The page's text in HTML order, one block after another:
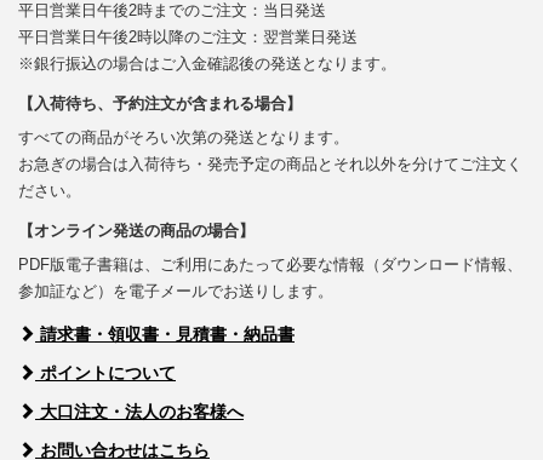
平日営業日午後2時までのご注文：当日発送
平日営業日午後2時以降のご注文：翌営業日発送
※銀行振込の場合はご入金確認後の発送となります。
【入荷待ち、予約注文が含まれる場合】
すべての商品がそろい次第の発送となります。
お急ぎの場合は入荷待ち・発売予定の商品とそれ以外を分けてご注文く
ださい。
【オンライン発送の商品の場合】
PDF版電子書籍は、ご利用にあたって必要な情報（ダウンロード情報、
参加証など）を電子メールでお送りします。
請求書・領収書・見積書・納品書
ポイントについて
大口注文・法人のお客様へ
お問い合わせはこちら